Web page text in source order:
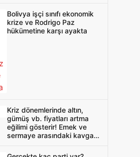
Bolivya işçi sınıfı ekonomik
krize ve Rodrigo Paz
hükümetine karşı ayakta
Kriz dönemlerinde altın,
gümüş vb. fiyatları artma
eğilimi gösterir! Emek ve
sermaye arasındaki kavga